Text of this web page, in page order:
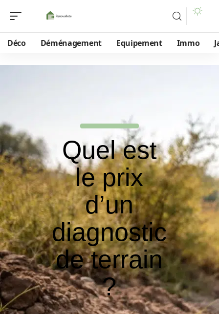
Déco Déménagement Equipement Immo
Quel est
le prix
d’un
diagnostic
de terrain
?